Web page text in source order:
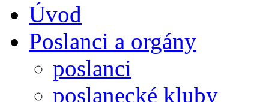
Úvod
Poslanci a orgány
poslanci
poslanecké kluby